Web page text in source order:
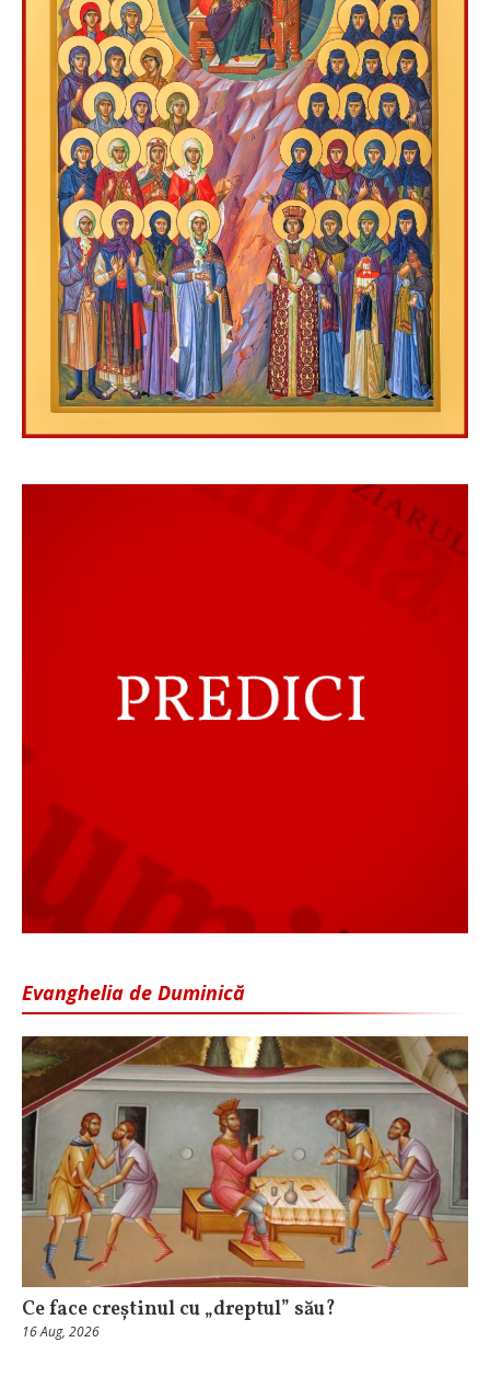
Evanghelia de Duminică
Ce face creștinul cu „dreptul” său?
16 Aug, 2026